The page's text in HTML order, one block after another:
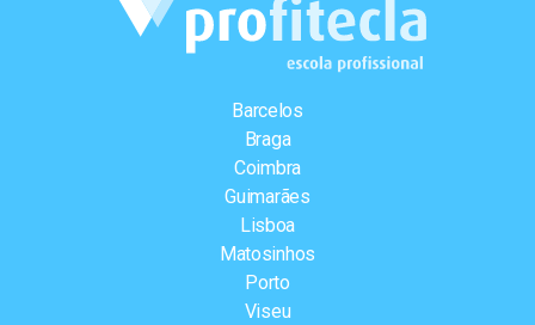
Barcelos
Braga
Coimbra
Guimarães
Lisboa
Matosinhos
Porto
Viseu